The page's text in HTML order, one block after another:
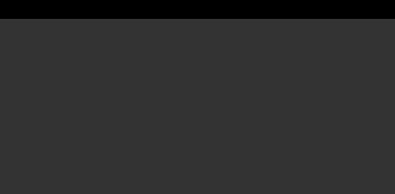
(Isabella)